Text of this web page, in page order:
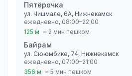
Пятёрочка
ул. Чишмале, 6А, Нижнекамск
ежедневно, 08:00–22:00
125 м ≈ 2 мин пешком
Байрам
ул. Сююмбике, 74, Нижнекамск
ежедневно, 07:00–21:00
356 м ≈ 5 мин пешком